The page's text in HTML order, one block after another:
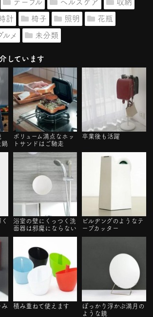
テーブル ヘルスケア 収納
計 椅子 照明 花瓶
メ 未分類
しています
鍋
ボリューム満点なホッ
トサンドはご馳走
卒業後も活躍
浴室の壁にくっつく洗
面器は邪魔にならない
ビルヂングのようなテ
ープカッター
み
積み重ねて使えます
ぽっかり浮かぶ満月の
ような鏡